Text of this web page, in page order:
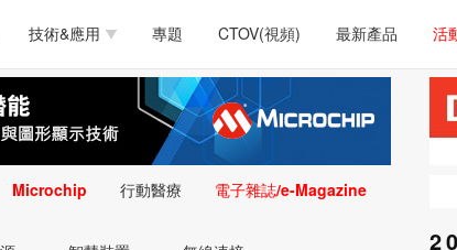
醫療電子
安防監控
技術&應用
電源技術
醫療電子 通訊&網路
類比技術 LED/照明技術 微處理器/微控制器
專題 CTOV(視頻) 最新產品 活
醫療電子
安防監控
醫療電子 通訊&網路 介面技術
類比技術 LED/照明技術 微處理器/微控制器
嵌入技術 感測技術 量測儀器
智慧型視覺影像/監
Microchip 行動醫療 電子雜誌/e-Magazine